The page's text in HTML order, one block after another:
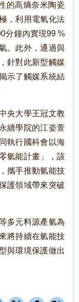
的高熵奈米陶瓷
，利用電氧化法
分鐘內實現99 %
。此外，通過與
針對此新型觸媒
示了觸媒系統結
央大學王冠文教
續學院的江姿萱
執行國科會以海
氫能計畫」，該
攜手推動氫能技
護領域帶來突破
多元料源產氫為
將持續在氫能技
與環境保護做出